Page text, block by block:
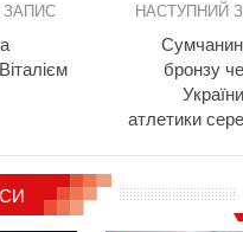
ЗАПИС НАСТУПНИЙ
бронзу
атлетики